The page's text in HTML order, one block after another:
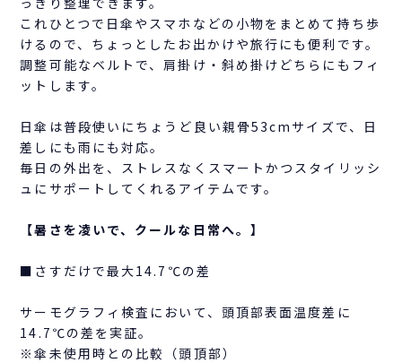
これひとつで日傘やスマホなどの小物をまとめて持ち歩
けるので、ちょっとしたお出かけや旅行にも便利です。
調整可能なベルトで、肩掛け・斜め掛けどちらにもフィ
ットします。
日傘は普段使いにちょうど良い親骨53cmサイズで、日
差しにも雨にも対応。
毎日の外出を、ストレスなくスマートかつスタイリッシ
ュにサポートしてくれるアイテムです。
【暑さを凌いで、クールな日常へ。】
■さすだけで最大14.7℃の差
サーモグラフィ検査において、頭頂部表面温度差に
14.7℃の差を実証。
※傘未使用時との比較（頭頂部）